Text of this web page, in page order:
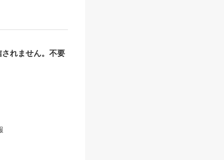
れません。不要